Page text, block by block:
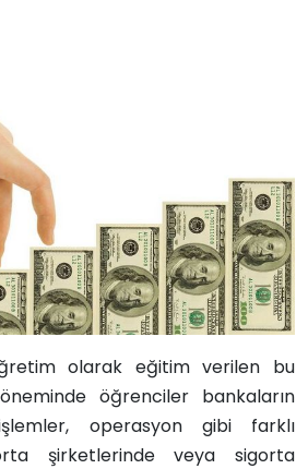
olarak eğitim verilen bu
öğrenciler bankaların
operasyon gibi farklı
şirketlerinde veya sigorta